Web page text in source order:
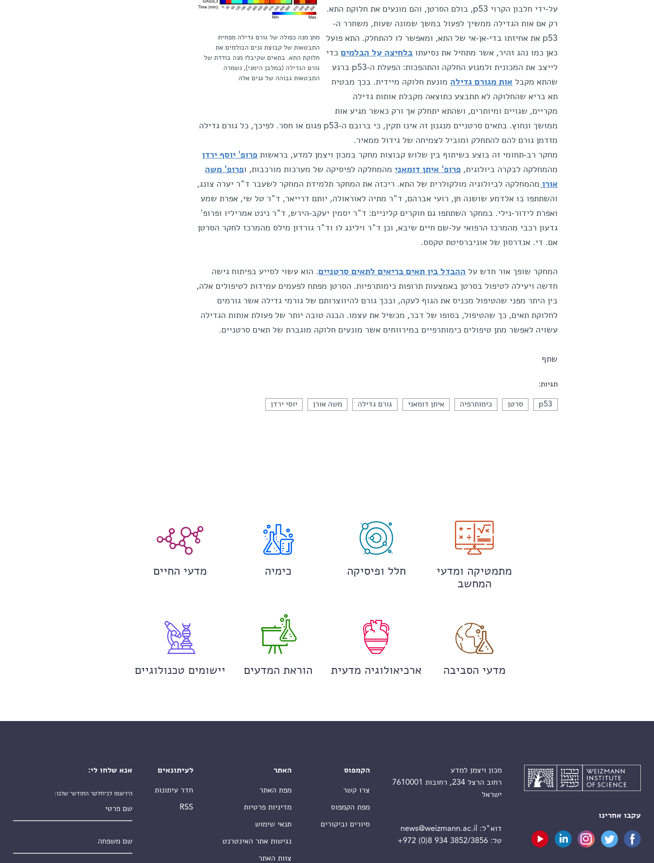
מתן מנה כפולה של גורם גדילה מפחית
התבטאות של קבוצת גנים הבולמים את
חלוקת התא. בתאים שקיבלו מנה בודדת של
גורם הגדילה (במלבן הימני), נשמרה
התבטאות גבוהה של גנים אלה
על-ידי חלבון הקרוי p53, בולם הסרטן, והם מונעים את חלוקת התא.
רק אם אות הגדילה ממשיך לפעול במשך שמונה שעות, משחרר ה-
p53 את אחיזתו בדי-אן-אי של התא, ומאפשר לו להתחלק. התא פועל
כאן כמו נהג זהיר, אשר מתחיל את נסיעתו בלחיצה על הבלמיםכדי
לייצב את המכונית ולמנוע החלקה והתהפכות: הפעלת ה-p53 ברגע
שהתא מקבל אות מגורם גדילה מונעת חלוקה מיידית. בכך מבטיח
תא בריא שהחלוקה לא תתבצע כתוצאה מקבלת אותות גדילה
מקריים, שגויים ומיותרים, ושהתא יתחלק אך ורק כאשר מגיע אות
ממושך ונחוץ. בתאים סרטניים מנגנון זה אינו תקין, כי ברובם ה-p53 פגום או חסר. לפיכך, כל גורם גדילה
מזדמן גורם להם להתחלק ומוביל לצמיחה של גידול ממאיר.
מחקר רב-תחומי זה בוצע בשיתוף בין שלוש קבוצות מחקר במכון ויצמן למדע, בראשות פרופ' יוסף ירדן
מהמחלקה לבקרה ביולוגית, פרופ' איתן דומאנימהמחלקה לפיסיקה של מערכות מורכבות, ופרופ' משה
אורן מהמחלקה לביולוגיה מולקולרית של התא. ריכזה את המחקר תלמידת המחקר לשעבר ד"ר יערה צונג,
והשתתפו בו אלדמע שושנה חן, רועי אברהם, ד"ר מתיה לאוראולה, יותם דרייאר, ד"ר טל שי, אפרת שמע
ואפרת לידור-נילי. במחקר השתתפו גם חוקרים קליניים: ד"ר יסמין יעקב-הירש, ד"ר נינט אמריליו ופרופ'
גדעון רכבי מהמרכז הרפואי על-שם חיים שיבא, וכן ד"ר וילינג לו וד"ר גורדון מילס מהמרכז לחקר הסרטן
אם. די. אנדרסון של אוניברסיטת טקסס.
המחקר שופך אור חדש על ההבדל בין תאים בריאים לתאים סרטניים. הוא עשוי לסייע בפיתוח גישה
חדשה ויעילה לטיפול בסרטן באמצעות תרופות כימותרפיות. הסרטן מפתח לפעמים עמידות לטיפולים אלה,
בין היתר מפני שהטיפול מכניס את הגוף לעקה, ובכך גורם להיווצרותם של גורמי גדילה אשר גורמים
לחלוקת תאים, כך שהטיפול, בסופו של דבר, מכשיל את עצמו. הבנה טובה יותר של פעולת אותות הגדילה
עשויה לאפשר מתן טיפולים כימותרפיים במירווחים אשר מונעים חלוקה מוגברת של תאים סרטניים.
שתף
תגיות:
p53 סרטן כימותרפיה איתן דומאני גורם גדילה משה אורן יוסי ירדן
מתמטיקה ומדעי
המחשב
חלל ופיסיקה כימיה מדעי החיים
מדעי הסביבה ארכיאולוגיה מדעית הוראת המדעים יישומים טכנולוגיים
עקבו אחרינו
מכון ויצמן למדע
רחוב הרצל 234, רחובות 7610001
ישראל
דוא"ל:
news@weizmann.ac.il
טל:+972 (0)8 934 3852/3856
הקמפוס
צרו קשר
מפת הקמפוס
סיורים וביקורים
האתר
מפת האתר
מדיניות פרטיות
תנאי שימוש
נגישות אתר האינטרנט
צוות האתר
לעיתונאים
חדר עיתונות
RSS
אנא שלחו לי:
הירשמו לניוזלטר החודשי שלנו: